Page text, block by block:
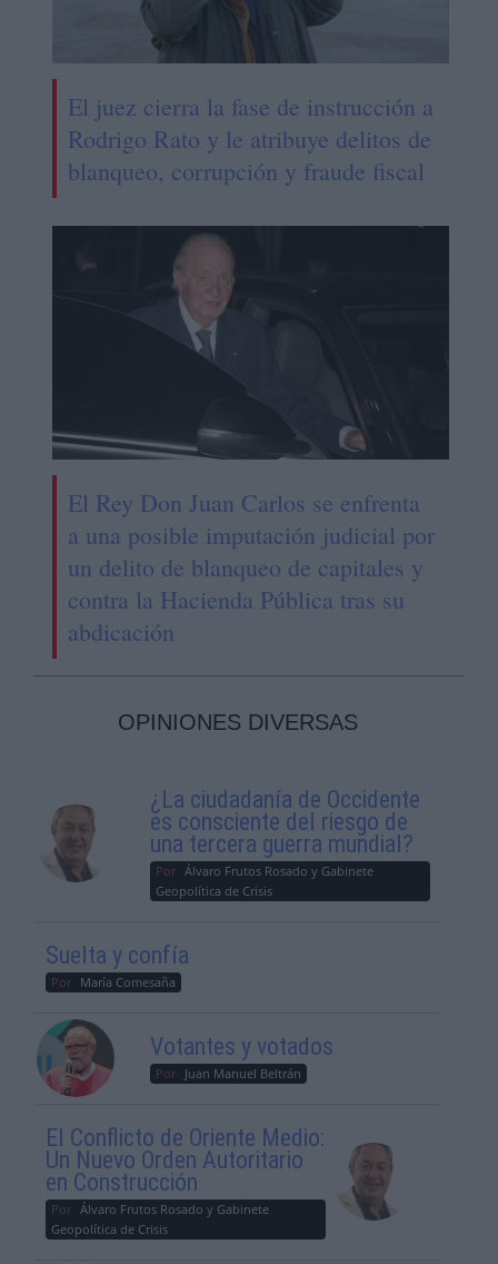
El juez cierra la fase de instrucción a
Rodrigo Rato y le atribuye delitos de
blanqueo, corrupción y fraude fiscal
El Rey Don Juan Carlos se enfrenta
a una posible imputación judicial por
un delito de blanqueo de capitales y
contra la Hacienda Pública tras su
abdicación
OPINIONES DIVERSAS
¿La ciudadanía de Occidente
es consciente del riesgo de
una tercera guerra mundial?
Por Álvaro Frutos Rosado y Gabinete
Geopolítica de Crisis
Suelta y confía
Por María Comesaña
Votantes y votados
Por Juan Manuel Beltrán
El Conflicto de Oriente Medio:
Un Nuevo Orden Autoritario
en Construcción
Por Álvaro Frutos Rosado y Gabinete
Geopolítica de Crisis